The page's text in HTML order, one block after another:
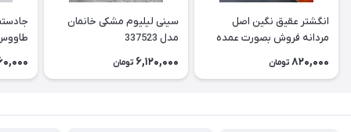
انگشتر عقیق نگین اصل
مردانه فروش بصورت عمده
3عدد هست فروش بصورت
820,000 تومان
سینی لیلیوم مشکی خانمان
مدل 337523
6,120,000 تومان